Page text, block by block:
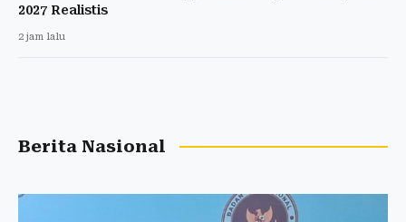
2027 Realistis
2 jam lalu
Berita Nasional